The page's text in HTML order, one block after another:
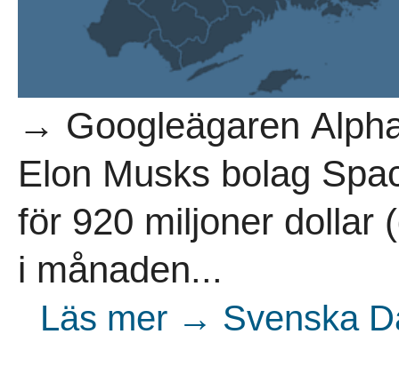
→ Googleägaren
Elon Musks bolag
för 920 miljoner dollar
i månaden...
Läs mer → Svenska